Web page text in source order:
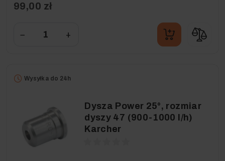
99,00 zł
− +
Wysyłka do 24h
Dysza Power 25°, rozmiar
dyszy 47 (900-1000 l/h)
Karcher